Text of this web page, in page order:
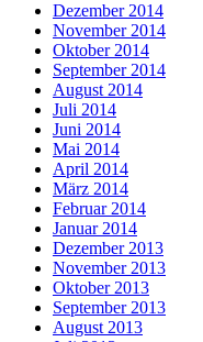
Dezember 2014
November 2014
Oktober 2014
September 2014
August 2014
Juli 2014
Juni 2014
Mai 2014
April 2014
März 2014
Februar 2014
Januar 2014
Dezember 2013
November 2013
Oktober 2013
September 2013
August 2013